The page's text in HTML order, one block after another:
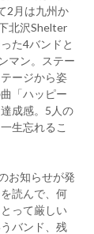
2月は九州か
北沢Shelter
た4バンドと
マン。ステー
ージから姿
「ハッピー
成感。5人の
生忘れるこ
お知らせが発
読んで、何
って厳しい
バンド、残